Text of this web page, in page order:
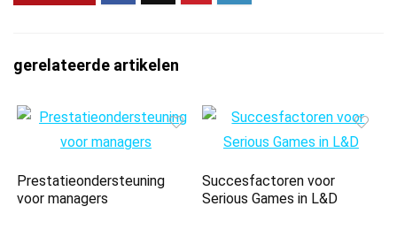
gerelateerde artikelen
Prestatieondersteuning
voor managers
Succesfactoren voor
Serious Games in L&D